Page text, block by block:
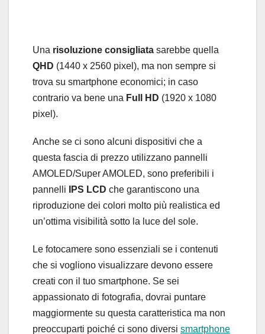
Una risoluzione consigliata sarebbe quella
QHD (1440 x 2560 pixel), ma non sempre si
trova su smartphone economici; in caso
contrario va bene una Full HD (1920 x 1080
pixel).
Anche se ci sono alcuni dispositivi che a
questa fascia di prezzo utilizzano pannelli
AMOLED/Super AMOLED, sono preferibili i
pannelli
IPS LCD che garantiscono una
riproduzione dei colori molto più realistica ed
un’ottima visibilità sotto la luce del sole.
Le fotocamere sono essenziali se i contenuti
che si vogliono visualizzare devono essere
creati con il tuo smartphone. Se sei
appassionato di fotografia, dovrai puntare
maggiormente su questa caratteristica ma non
preoccuparti poiché ci sono diversi smartphone